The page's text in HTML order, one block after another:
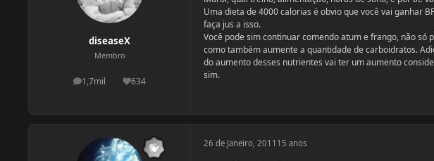
diseaseX
Membro
1,7mil
postagens634
Reputação
Uma dieta de 4000 calorias é obvio que você vai ganhar
faça jus a isso.
Você pode sim continuar comendo atum e frango, não só
como também aumente a quantidade de carboidratos.
do aumento desses nutrientes vai ter um aumento
sim.
26 de Janeiro, 2011 15 anos